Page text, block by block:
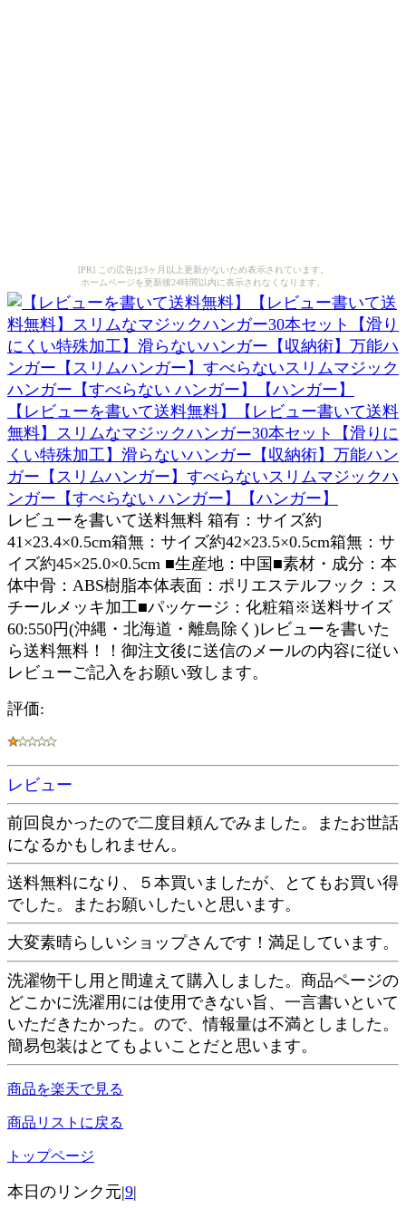
[PR] この広告は3ヶ月以上更新がないため表示されています。
ホームページを更新後24時間以内に表示されなくなります。
【レビューを書いて送料無料】【レビュー書いて送料
無料】スリムなマジックハンガー30本セット【滑りに
くい特殊加工】滑らないハンガー【収納術】万能ハン
ガー【スリムハンガー】すべらないスリムマジックハ
ンガー【すべらない ハンガー】【ハンガー】
レビューを書いて送料無料 箱有：サイズ約
41×23.4×0.5cm箱無：サイズ約42×23.5×0.5cm箱無：サ
イズ約45×25.0×0.5cm ■生産地：中国■素材・成分：本
体中骨：ABS樹脂本体表面：ポリエステルフック：ス
チールメッキ加工■パッケージ：化粧箱※送料サイズ
60:550円(沖縄・北海道・離島除く)レビューを書いた
ら送料無料！！御注文後に送信のメールの内容に従い
レビューご記入をお願い致します。
評価:
レビュー
前回良かったので二度目頼んでみました。またお世話
になるかもしれません。
送料無料になり、５本買いましたが、とてもお買い得
でした。またお願いしたいと思います。
大変素晴らしいショップさんです！満足しています。
洗濯物干し用と間違えて購入しました。商品ページの
どこかに洗濯用には使用できない旨、一言書いといて
いただきたかった。ので、情報量は不満としました。
簡易包装はとてもよいことだと思います。
商品を楽天で見る
商品リストに戻る
トップページ
本日のリンク元|9|